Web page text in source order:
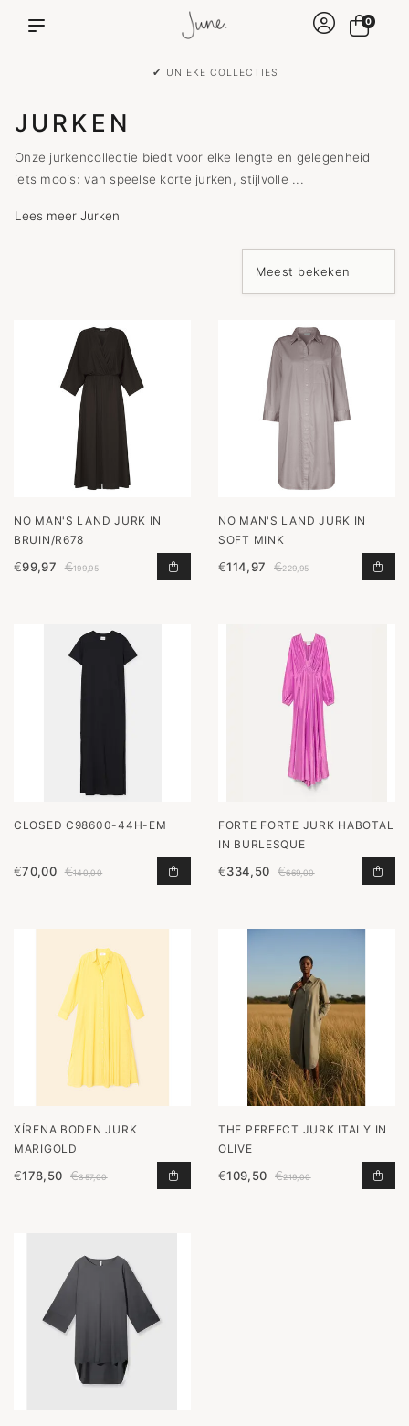
✔ VOOR 15:00 BESTELD IS DEZELFDE DAG
0
JURKEN
Onze jurkencollectie biedt voor elke lengte en gelegenheid
iets moois: van speelse korte jurken, stijlvolle ...
Lees meer Jurken
NO MAN'S LAND JURK IN
BRUIN/R678
€99,97 €199,95 JURK IN BRUIN/R678 TOEVOEGEN
NO MAN'S LAND JURK IN
SOFT MINK
€114,97 €229,95
CLOSED C98600-44H-EM
€70,00 €140,00 C98600-44H-EM TOEVOEGEN AAN
FORTE FORTE JURK HABOTAL
IN BURLESQUE
€334,50 €669,00
XÍRENA BODEN JURK
MARIGOLD
€178,50 €357,00 BODEN JURK MARIGOLD
THE PERFECT JURK ITALY IN
OLIVE
€109,50 €219,00